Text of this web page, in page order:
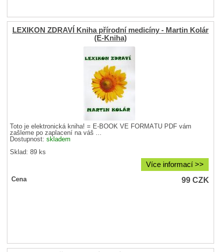
LEXIKON ZDRAVÍ Kniha přírodní medicíny - Martin Kolár
(E-Kniha)
Toto je elektronická kniha! = E-BOOK VE FORMÁTU PDF vám
zašleme po zaplacení na váš ...
Dostupnost:skladem
Sklad: 89 ks
Více informací >>
Cena 99CZK